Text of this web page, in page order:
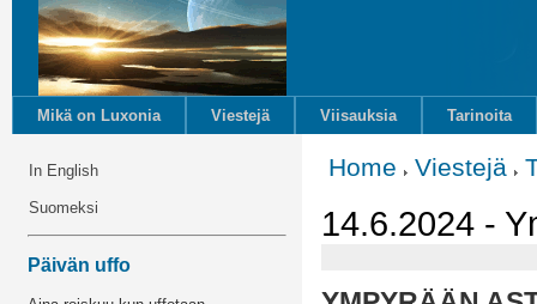
Mikä on Luxonia Viestejä Viisauksia Tarinoita
In English
Suomeksi
Päivän uffo
Home Viestejä
14.6.2024 -